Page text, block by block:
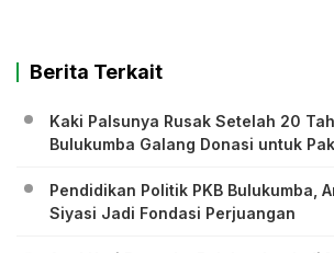
Berita Terkait
Kaki Palsunya Rusak Setelah 20
Bulukumba Galang Donasi untuk
Pendidikan Politik PKB Bulukumba,
Siyasi Jadi Fondasi Perjuangan